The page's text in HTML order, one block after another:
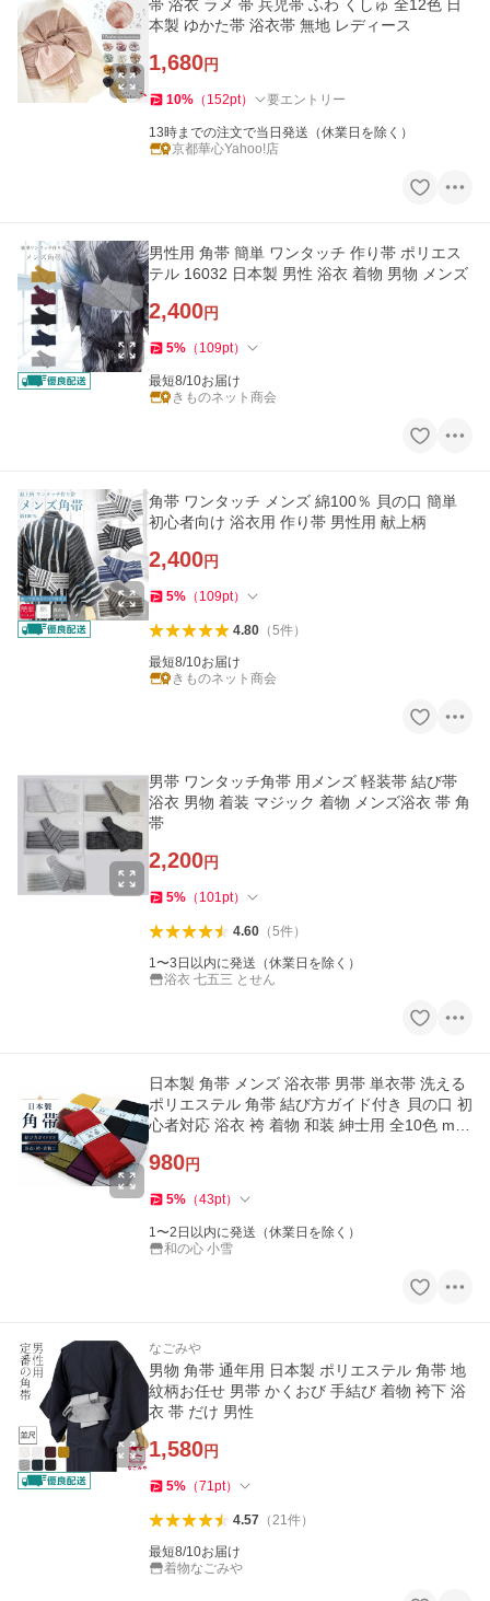
帯 浴衣 ラメ 帯 兵児帯 ふわ くしゅ 全12色 日
本製 ゆかた帯 浴衣帯 無地 レディース
1,680円
10% （ 152pt） 要エントリー
13時までの注文で当日発送（休業日を除く）
京都華心Yahoo!店
男性用 角帯 簡単 ワンタッチ 作り帯 ポリエス
テル 16032 日本製 男性 浴衣 着物 男物 メンズ
2,400円
5% （ 109pt）
最短8/10お届け
きものネット商会
角帯 ワンタッチ メンズ 綿100％ 貝の口 簡単
初心者向け 浴衣用 作り帯 男性用 献上柄
2,400円
5% （ 109pt）
4.80（5件）
最短8/10お届け
きものネット商会
男帯 ワンタッチ角帯 用メンズ 軽装帯 結び帯
浴衣 男物 着装 マジック 着物 メンズ浴衣 帯 角
帯
2,200円
5% （ 101pt）
4.60（5件）
1〜3日以内に発送（休業日を除く）
浴衣 七五三 とせん
日本製 角帯 メンズ 浴衣帯 男帯 単衣帯 洗える
ポリエステル 角帯 結び方ガイド付き 貝の口 初
心者対応 浴衣 袴 着物 和装 紳士用 全10色 mk-
980円
5% （43pt）
1〜2日以内に発送（休業日を除く）
和の心 小雪
なごみや
男物 角帯 通年用 日本製 ポリエステル 角帯 地
紋柄お任せ 男帯 かくおび 手結び 着物 袴下 浴
衣 帯 だけ 男性
1,580円
5% （71pt）
4.57（21件）
最短8/10お届け
着物なごみや